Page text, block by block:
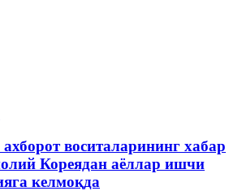
воситаларининг хабар
Кореядан аёллар ишчи
келмоқда